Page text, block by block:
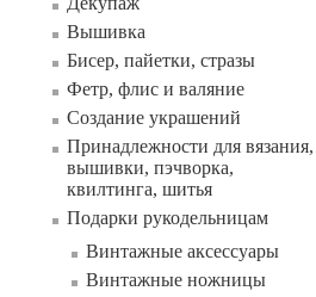
Вышивка
Бисер, пайетки, стразы
Фетр, флис и валяние
Создание украшений
Принадлежности для вязания,
вышивки, пэчворка,
квилтинга, шитья
Подарки рукодельницам
Винтажные аксессуары
Винтажные ножницы